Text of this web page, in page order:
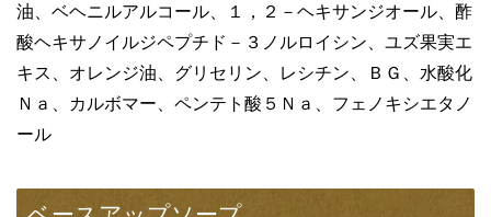
油、ベヘニルアルコール、１，２－ヘキサンジオール、酢
酸ヘキサノイルジペプチド－３ノルロイシン、ユズ果実エ
キス、オレンジ油、グリセリン、レシチン、ＢＧ、水酸化
Ｎａ、カルボマー、ペンテト酸５Ｎａ、フェノキシエタノ
ール